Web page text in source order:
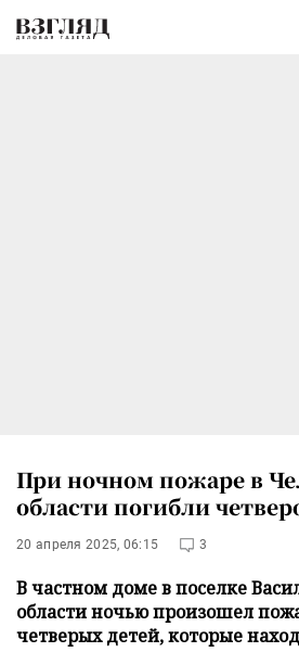
При ночном пожаре в
области погибли
20 апреля 2025, 06:15 3
В частном доме в поселке
области ночью произошел
четверых детей, которые